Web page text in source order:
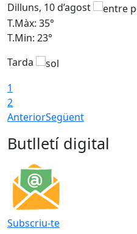
Dilluns, 10 d’agost
T.Màx: 35°
T.Min: 23°
Tarda
1
2
AnteriorSegüent
Butlletí digital
Subscriu-te